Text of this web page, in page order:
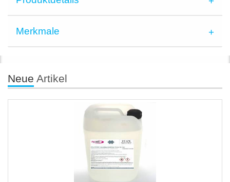
Merkmale
Neue Artikel